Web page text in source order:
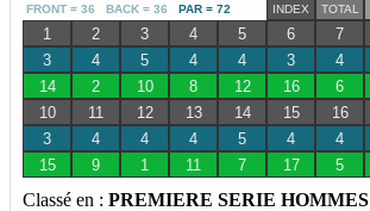
FRONT = 36 BACK = 36 PAR = 72 INDEX TOTAL
1 2 3 4 5 6 7
3
4 5 4 4 3 4
14
2 10 8 12 16 6
10
11 12 13 14 15 16
3
4 4 4 5 4 4
15
9 1 11 7 17 5
Classé en : PREMIERE SERIE HOMMES